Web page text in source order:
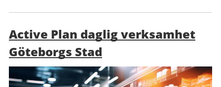
Active Plan daglig verksamhet
Göteborgs Stad